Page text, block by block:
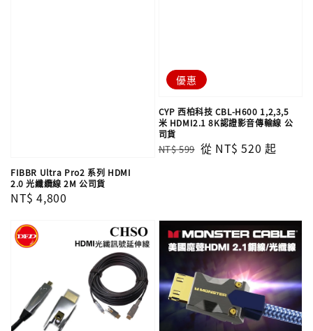
FIBBR Ultra Pro2 系列 HDMI
2.0 光纖纜線 2M 公司貨
Regular
NT$ 4,800
優惠
CYP 西柏科技 CBL-H600 1,2,3,5
米 HDMI2.1 8K認證影音傳輸線 公
司貨
Regular
NT$ 599 Sale
從 NT$ 520 起